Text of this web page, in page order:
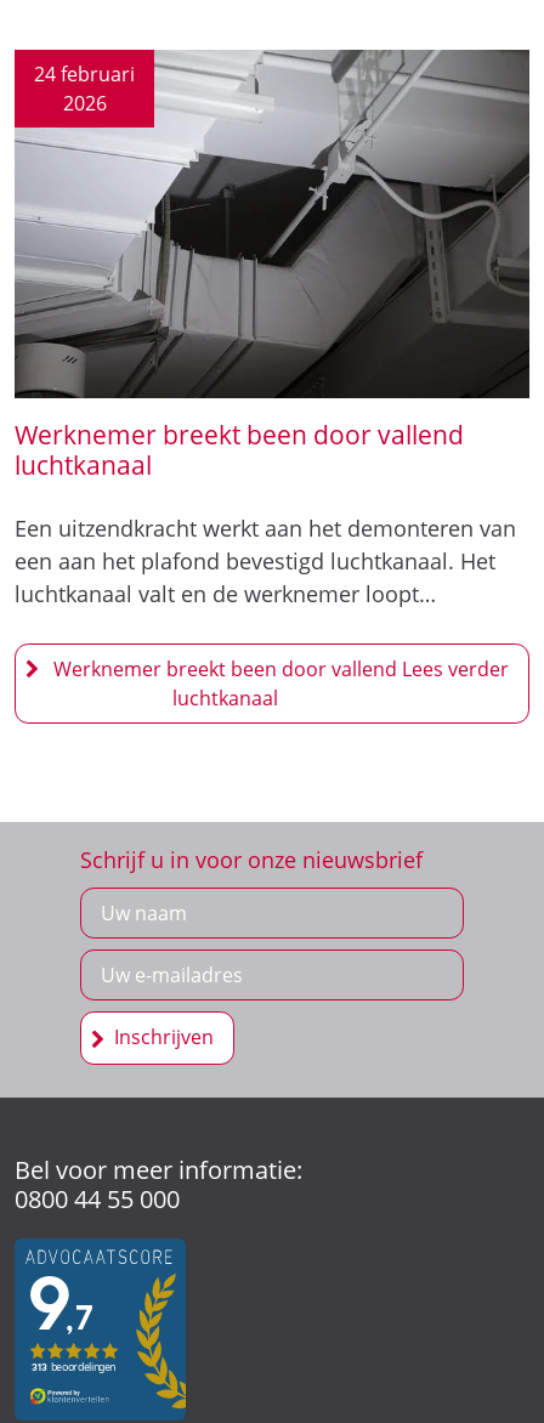
24 februari
2026
Werknemer breekt been door vallend
luchtkanaal
Een uitzendkracht werkt aan het demonteren van
een aan het plafond bevestigd luchtkanaal. Het
luchtkanaal valt en de werknemer loopt…
Werknemer breekt been door vallend
luchtkanaal
Schrijf u in voor onze nieuwsbrief
Inschrijven
Bel voor meer informatie:
0800 44 55 000